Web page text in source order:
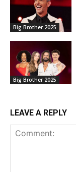
Big Brother 2025
Big Brother 2025
LEAVE A REPLY